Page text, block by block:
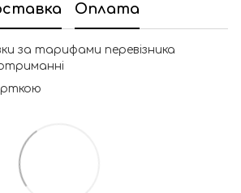
Оплата
за тарифами перевізника